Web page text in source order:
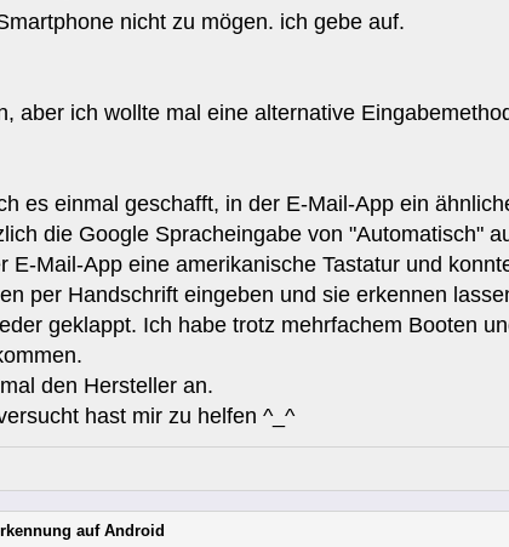
nicht zu mögen. ich gebe auf.
aber ich wollte mal eine alternative
es einmal geschafft, in der E-Mail-App ein
die Google Spracheingabe von "Automatisch"
E-Mail-App eine amerikanische Tastatur und
per Handschrift eingeben und sie erkennen
geklappt. Ich habe trotz mehrfachem Booten
den Hersteller an.
hast mir zu helfen ^_^
auf Android